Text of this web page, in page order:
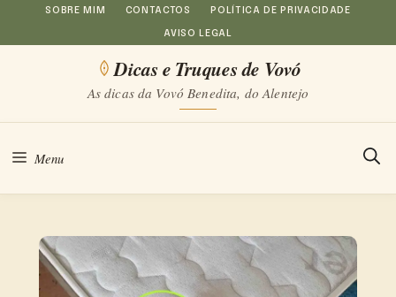
Saltar
para
conteúdo
SOBRE MIM CONTACTOS POLÍTICA DE PRIVACIDADE
AVISO LEGAL
Dicas e Truques de Vovó
As dicas da Vovó Benedita, do Alentejo
Menu